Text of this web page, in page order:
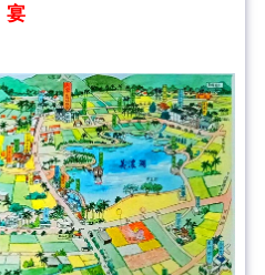
宴